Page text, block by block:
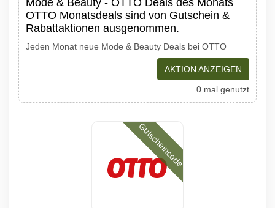
Mode & Beauty - OTTO Deals des Monats
OTTO Monatsdeals sind von Gutschein &
Rabattaktionen ausgenommen.
Jeden Monat neue Mode & Beauty Deals bei OTTO
AKTION ANZEIGEN
0 mal genutzt
Gutscheincode